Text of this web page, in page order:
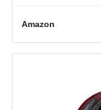
äußerer
Geeignet für
Backpacking
Amazon